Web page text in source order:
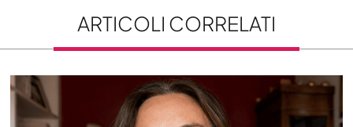
ARTICOLI CORRELATI